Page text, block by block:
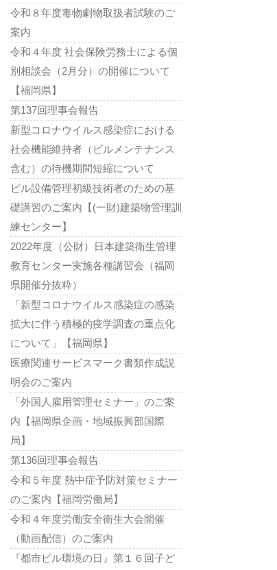
令和８年度毒物劇物取扱者試験のご
案内
令和４年度 社会保険労務士による個
別相談会（2月分）の開催について
【福岡県】
第137回理事会報告
新型コロナウイルス感染症における
社会機能維持者（ビルメンテナンス
含む）の待機期間短縮について
ビル設備管理初級技術者のための基
礎講習のご案内【(一財)建築物管理訓
練センター】
2022年度（公財）日本建築衛生管理
教育センター実施各種講習会（福岡
県開催分抜粋）
「新型コロナウイルス感染症の感染
拡大に伴う積極的疫学調査の重点化
について」【福岡県】
医療関連サービスマーク書類作成説
明会のご案内
「外国人雇用管理セミナー」のご案
内【福岡県企画・地域振興部国際
局】
第136回理事会報告
令和５年度 熱中症予防対策セミナー
のご案内【福岡労働局】
令和４年度労働安全衛生大会開催
（動画配信）のご案内
『都市ビル環境の日』第１６回子ど